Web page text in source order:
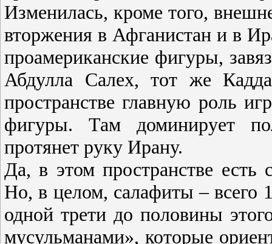
Изменилась, кроме того,
вторжения в Афганистан и в
проамериканские фигуры,
Абдулла Салех, тот же
пространстве главную роль
фигуры. Там доминирует
протянет руку Ирану.
Да, в этом пространстве
Но, в целом, салафиты – всего
одной трети до половины
мусульманами», которые